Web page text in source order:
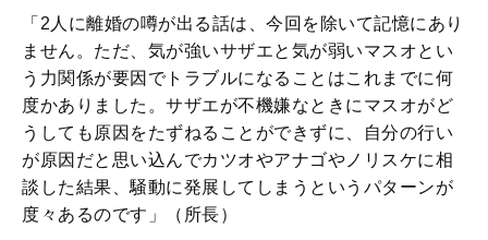
「2人に離婚の噂が出る話は、今回を除いて記憶にあり
ません。ただ、気が強いサザエと気が弱いマスオとい
う力関係が要因でトラブルになることはこれまでに何
度かありました。サザエが不機嫌なときにマスオがど
うしても原因をたずねることができずに、自分の行い
が原因だと思い込んでカツオやアナゴやノリスケに相
談した結果、騒動に発展してしまうというパターンが
度々あるのです」（所長）